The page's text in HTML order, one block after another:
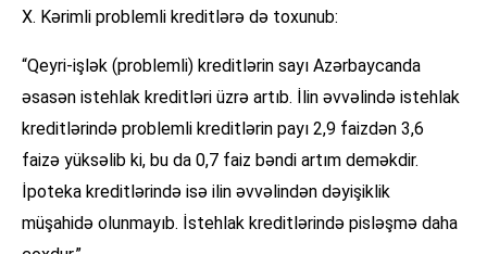
X. Kərimli problemli kreditlərə də toxunub:
“Qeyri-işlək (problemli) kreditlərin sayı Azərbaycanda
əsasən istehlak kreditləri üzrə artıb. İlin əvvəlində istehlak
kreditlərində problemli kreditlərin payı 2,9 faizdən 3,6
faizə yüksəlib ki, bu da 0,7 faiz bəndi artım deməkdir.
İpoteka kreditlərində isə ilin əvvəlindən dəyişiklik
müşahidə olunmayıb. İstehlak kreditlərində pisləşmə daha